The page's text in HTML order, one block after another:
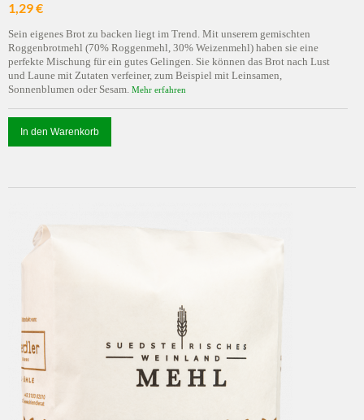
1,29 €
Sein eigenes Brot zu backen liegt im Trend. Mit unserem gemischten
Roggenbrotmehl (70% Roggenmehl, 30% Weizenmehl) haben sie eine
perfekte Mischung für ein gutes Gelingen. Sie können das Brot nach Lust
und Laune mit Zutaten verfeiner, zum Beispiel mit Leinsamen,
Sonnenblumen oder Sesam. Mehr erfahren
In den Warenkorb